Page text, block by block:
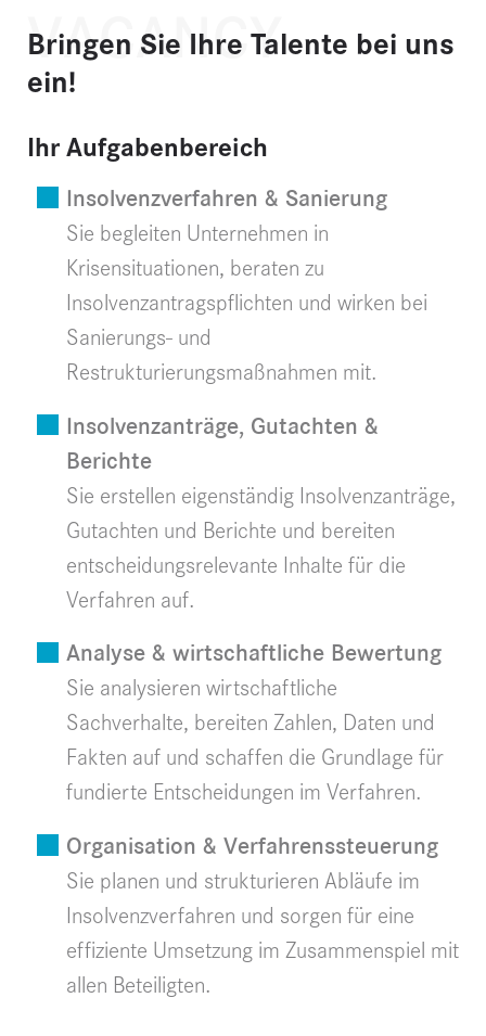
VACANCY
Bringen Sie Ihre Talente bei uns
ein!
Ihr Aufgabenbereich
Insolvenzverfahren & Sanierung
Sie begleiten Unternehmen in
Krisensituationen, beraten zu
Insolvenzantragspflichten und wirken bei
Sanierungs- und
Restrukturierungsmaßnahmen mit.
Insolvenzanträge, Gutachten &
Berichte
Sie erstellen eigenständig Insolvenzanträge,
Gutachten und Berichte und bereiten
entscheidungsrelevante Inhalte für die
Verfahren auf.
Analyse & wirtschaftliche Bewertung
Sie analysieren wirtschaftliche
Sachverhalte, bereiten Zahlen, Daten und
Fakten auf und schaffen die Grundlage für
fundierte Entscheidungen im Verfahren.
Organisation & Verfahrenssteuerung
Sie planen und strukturieren Abläufe im
Insolvenzverfahren und sorgen für eine
effiziente Umsetzung im Zusammenspiel mit
allen Beteiligten.